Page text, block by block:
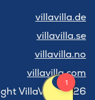
villavilla.de
villavilla.se
villavilla.no
villavilla.com
VillaVilla 2026